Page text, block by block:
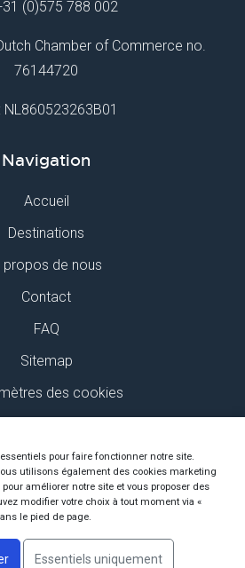
(0)575 788 002
Chamber of Commerce no.
76144720
NL860523263B01
Navigation
Accueil
Destinations
propos de nous
Contact
FAQ
Sitemap
des cookies
sur Social Media
- Tous les droits sont réservés
pour faire fonctionner notre site.
utilisons également des cookies marketing
pour améliorer notre site et vous proposer des
modifier votre choix à tout moment via «
le pied de page.
Essentiels uniquement